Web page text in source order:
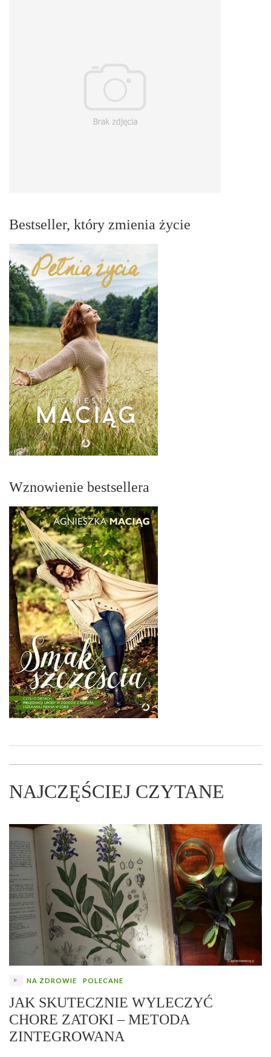
Bestseller, który zmienia życie
Wznowienie bestsellera
NAJCZĘŚCIEJ CZYTANE
NA ZDROWIE POLECANE
JAK SKUTECZNIE WYLECZYĆ
CHORE ZATOKI – METODA
ZINTEGROWANA